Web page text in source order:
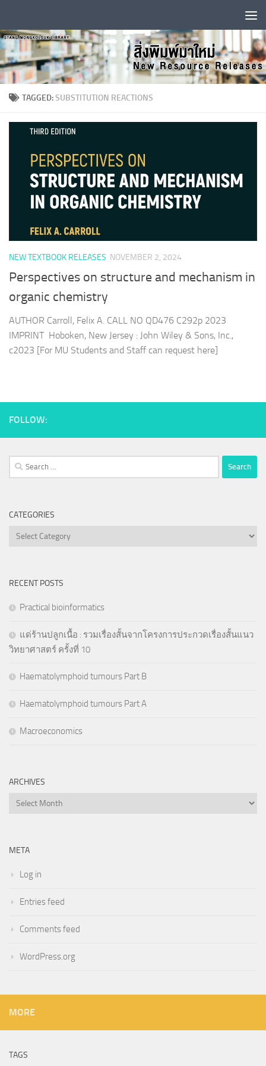
TAGGED:SUBSTITUTION REACTIONS
NEW TEXTBOOK RELEASES NOVEMBER 2, 2024
Perspectives on structure and mechanism in
organic chemistry
AUTHOR Carroll, Felix A. CALL NO QD476 C292p 2023
IMPRINT Hoboken, New Jersey : John Wiley & Sons, Inc.,
c2023 [For MU Students and Staff can request here]
FOLLOW:
Search
for:
CATEGORIES
Categories
RECENT POSTS
Practical bioinformatics
แด่ร้านปลูกเนื้อ : รวมเรื่องสั้นจากโครงการประกวดเรื่องสั้นแนว
วิทยาศาสตร์ ครั้งที่ 10
Haematolymphoid tumours Part B
Haematolymphoid tumours Part A
Macroeconomics
ARCHIVES
Archives
META
Log in
Entries feed
Comments feed
WordPress.org
MORE
TAGS